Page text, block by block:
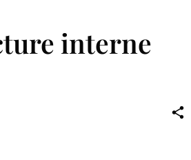
interne